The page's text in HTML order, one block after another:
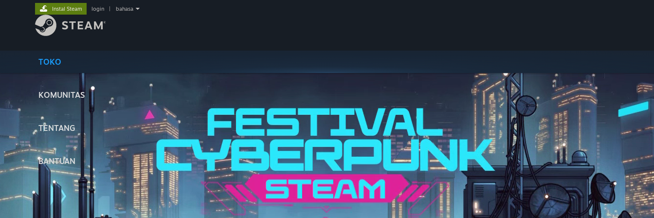
TOKO
KOMUNITAS
TENTANG
BANTUAN
Instal Steam login bahasa